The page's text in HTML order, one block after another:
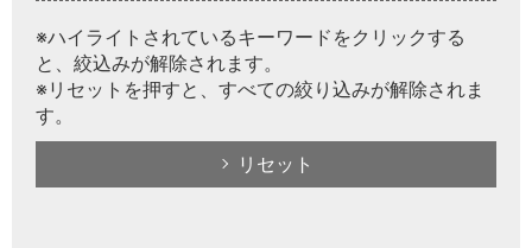
※ハイライトされているキーワードをクリックする
と、絞込みが解除されます。
※リセットを押すと、すべての絞り込みが解除されま
す。
リセット